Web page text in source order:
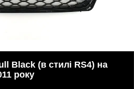
Black (в стилі RS4) на
року